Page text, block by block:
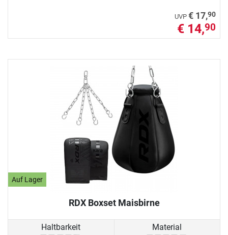
UVP € 17,90
€ 14,90
Auf Lager
RDX Boxset Maisbirne
Haltbarkeit Material